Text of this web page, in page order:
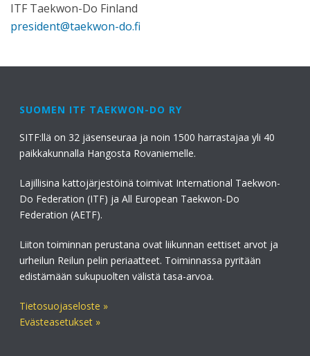
ITF Taekwon-Do Finland
president@taekwon-do.fi
SUOMEN ITF TAEKWON-DO RY
SITF:llä on 32 jäsenseuraa ja noin 1500 harrastajaa yli 40
paikkakunnalla Hangosta Rovaniemelle.
Lajillisina kattojärjestöinä toimivat International Taekwon-
Do Federation (ITF) ja All European Taekwon-Do
Federation (AETF).
Liiton toiminnan perustana ovat liikunnan eettiset arvot ja
urheilun Reilun pelin periaatteet. Toiminnassa pyritään
edistämään sukupuolten välistä tasa-arvoa.
Tietosuojaseloste »
Evästeasetukset »